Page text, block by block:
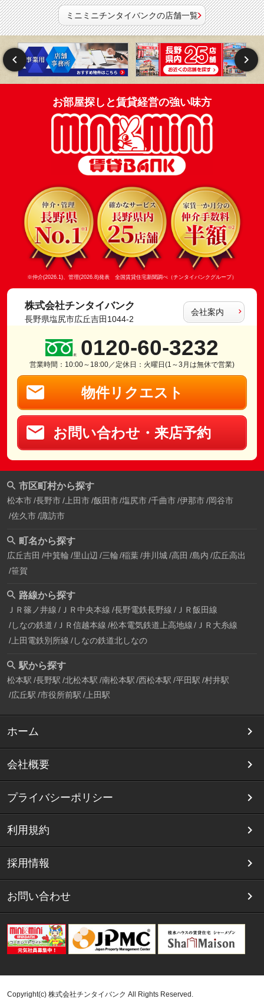
ミニミニチンタイバンクの店舗一覧
お部屋探しと賃貸経営の強い味方
※仲介(2026.1)、管理(2026.8)発表 全国賃貸住宅新聞調べ（チンタイバンクグループ）
株式会社チンタイバンク
長野県塩尻市広丘吉田1044-2
会社案内
0120-60-3232
営業時間：10:00～18:00／定休日：火曜日(1～3月は無休で営業)
物件リクエスト
お問い合わせ・来店予約
市区町村から探す
松本市 長野市 上田市 飯田市 塩尻市 千曲市 伊那市 岡谷市
佐久市 諏訪市
町名から探す
広丘吉田 中箕輪 里山辺 三輪 稲葉 井川城 高田 島内 広丘高出
笹賀
路線から探す
ＪＲ篠ノ井線 ＪＲ中央本線 長野電鉄長野線 ＪＲ飯田線
しなの鉄道 ＪＲ信越本線 松本電気鉄道上高地線
ＪＲ大糸線
上田電鉄別所線 しなの鉄道北しなの
駅から探す
松本駅 長野駅 北松本駅 南松本駅 西松本駅 平田駅 村井駅
広丘駅 市役所前駅 上田駅
ホーム
会社概要
プライバシーポリシー
利用規約
採用情報
お問い合わせ
Copyright(c) 株式会社チンタイバンク All Rights Reserved.